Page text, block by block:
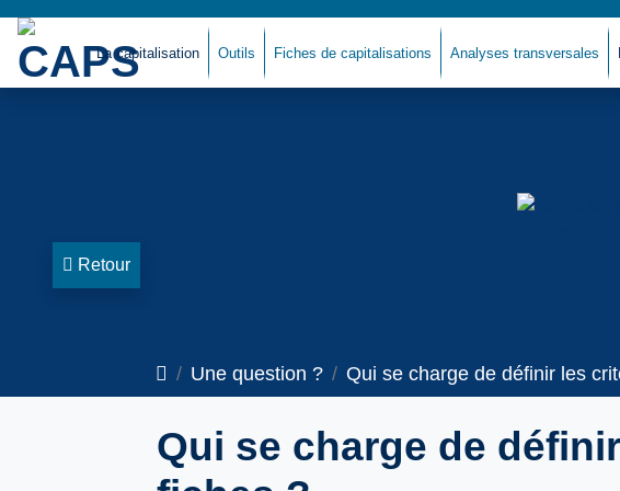
La capitalisation Outils Fiches de capitalisations Analyses transversales
Retour
AccueilUne question ? Qui se charge de définir les
Qui se charge de